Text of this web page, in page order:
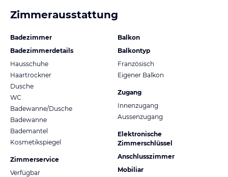
Zimmerausstattung
Badezimmer
Badezimmerdetails
Hausschuhe
Haartrockner
Dusche
WC
Badewanne/Dusche
Badewanne
Bademantel
Kosmetikspiegel
Zimmerservice
Verfügbar
Balkon
Balkontyp
Französisch
Eigener Balkon
Zugang
Innenzugang
Aussenzugang
Elektronische
Zimmerschlüssel
Anschlusszimmer
Mobiliar